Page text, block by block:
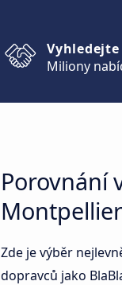
Miliony
Porovnání
Montpellier
Zde je výběr
dopravců jako